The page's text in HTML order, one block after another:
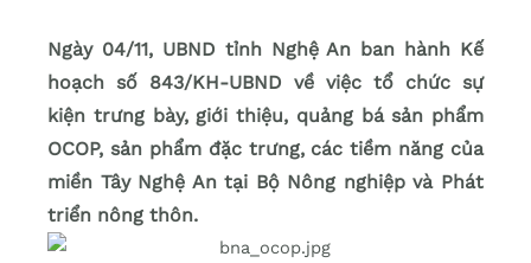
Ngày 04/11, UBND tỉnh Nghệ An ban hành Kế
hoạch số 843/KH-UBND về việc tổ chức sự
kiện trưng bày, giới thiệu, quảng bá sản phẩm
OCOP, sản phẩm đặc trưng, các tiềm năng của
miền Tây Nghệ An tại Bộ Nông nghiệp và Phát
triển nông thôn.